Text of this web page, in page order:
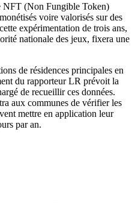
NFT (Non Fungible Token)
voire valorisés sur des
expérimentation de trois ans,
nationale des jeux, fixera une
de résidences principales en
du rapporteur LR prévoit la
de recueillir ces données.
aux communes de vérifier les
mettre en application leur
par an.